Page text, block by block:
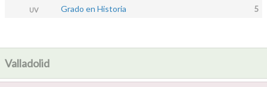
UV Grado en Historia 5
Valladolid